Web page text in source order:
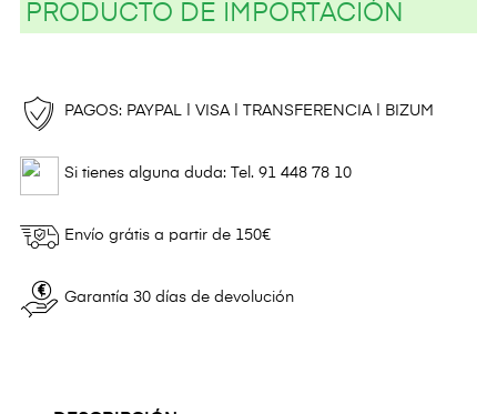
PRODUCTO DE IMPORTACIÓN
PAGOS: PAYPAL | VISA | TRANSFERENCIA | BIZUM
Si tienes alguna duda: Tel. 91 448 78 10
Envío grátis a partir de 150€
Garantía 30 días de devolución